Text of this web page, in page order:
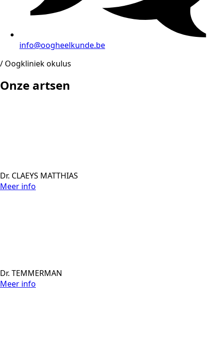
info@oogheelkunde.be
/ Oogkliniek okulus
Onze artsen
Dr. CLAEYS MATTHIAS
Meer info
Dr. TEMMERMAN
Meer info